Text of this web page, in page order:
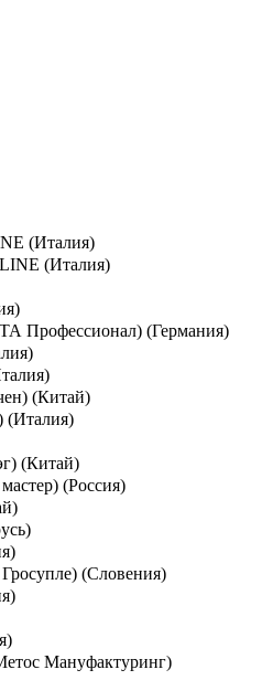
(Италия)
(Италия)
Профессионал) (Германия)
(Китай)
(Италия)
(Китай)
(Россия)
(Словения)
Мануфактуринг)